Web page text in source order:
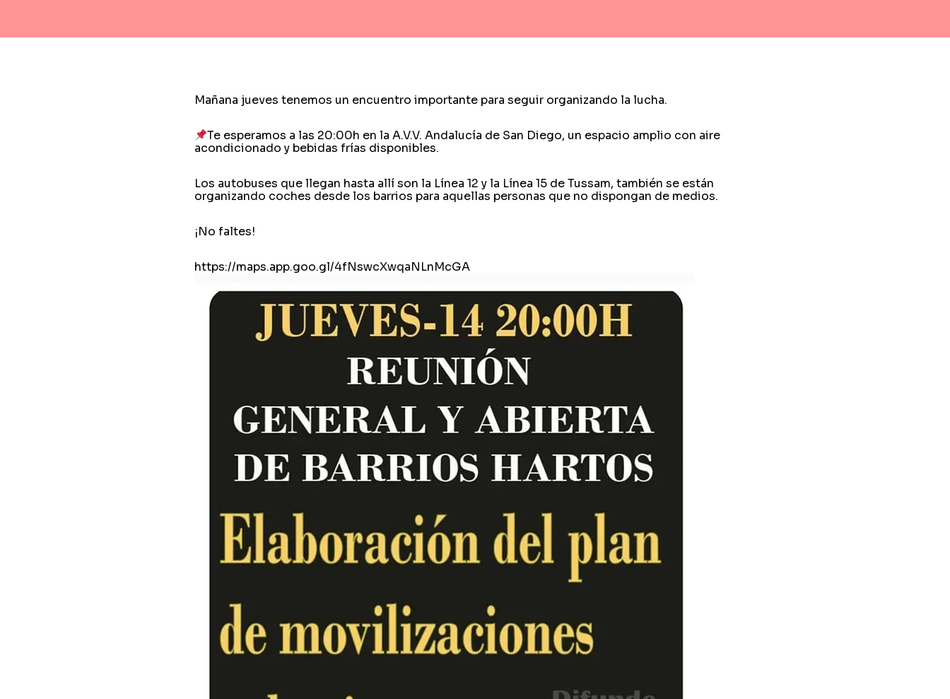
Mañana jueves tenemos un encuentro importante para seguir organizando la lucha.
Te esperamos a las 20:00h en la A.V.V. Andalucía de San Diego, un espacio amplio con aire
acondicionado y bebidas frías disponibles.
Los autobuses que llegan hasta allí son la Línea 12 y la Línea 15 de Tussam, también se están
organizando coches desde los barrios para aquellas personas que no dispongan de medios.
¡No faltes!
https://maps.app.goo.gl/4fNswcXwqaNLnMcGA